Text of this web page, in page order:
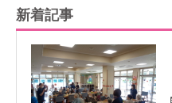
新着記事